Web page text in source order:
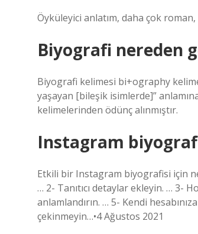
Öyküleyici anlatım, daha çok
Biyografi nereden
Biyografi kelimesi bi+ography
yaşayan [bileşik isimlerde]”
kelimelerinden ödünç alınmıştır.
Instagram
Etkili bir Instagram biyografisi için
… 2- Tanıtıcı detaylar ekleyin. … 3-
anlamlandırın. … 5- Kendi
çekinmeyin…•4 Ağustos 2021